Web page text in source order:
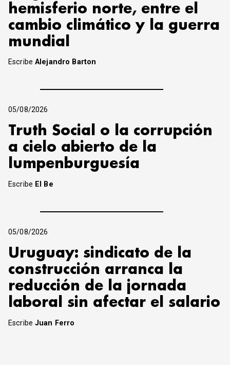
hemisferio norte, entre el
cambio climático y la guerra
mundial
EscribeAlejandro Barton
05/08/2026
Truth Social o la corrupción
a cielo abierto de la
lumpenburguesía
Escribe El Be
05/08/2026
Uruguay: sindicato de la
construcción arranca la
reducción de la jornada
laboral sin afectar el salario
EscribeJuan Ferro